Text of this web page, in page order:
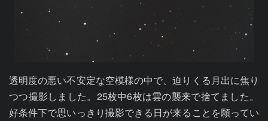
透明度の悪い不安定な空模様の中で、迫りくる月出に焦り
つつ撮影しました。25枚中6枚は雲の襲来で捨てました。
好条件下で思いっきり撮影できる日が来ることを願ってい